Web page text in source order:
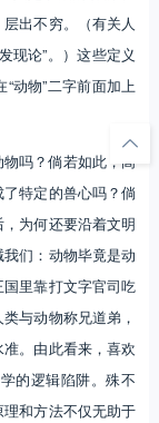
出不穷。（有关人
现论”。）这些定义
动物”二字前面加上
吗？倘若如此，高
特定的兽心吗？倘
为何还要沿着文明
们：动物毕竟是动
里靠打文字官司吃
与动物称兄道弟，
。由此看来，喜欢
的逻辑陷阱。殊不
和方法不仅无助于